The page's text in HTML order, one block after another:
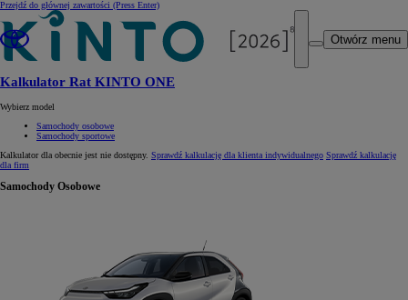
Przejdź do głównej zawartości (Press Enter)
Otwórz menu
Kalkulator Rat KINTO ONE
Wybierz model
Samochody osobowe
Samochody sportowe
Kalkulator dla obecnie jest nie dostępny. Sprawdź kalkulację dla klienta indywidualnego Sprawdź kalkulację
dla firm
Samochody Osobowe